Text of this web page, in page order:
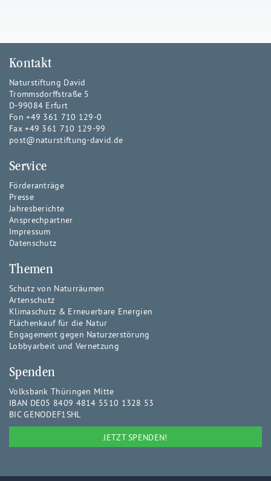
Kontakt
Naturstiftung David
Trommsdorffstraße 5
D-99084 Erfurt
Fon +49 361 710 129-0
Fax +49 361 710 129-99
post@naturstiftung-david.de
Service
Förderanträge
Presse
Jahresberichte
Ansprechpartner
Impressum
Datenschutz
Themen
Schutz von Naturräumen
Artenschutz
Klimaschutz & Erneuerbare Energien
Flächenkauf für die Natur
Engagement gegen Naturzerstörung
Lobbyarbeit und Vernetzung
Spenden
Volksbank Thüringen Mitte
IBAN DE05 8409 4814 5510 1328 53
BIC GENODEF1SHL
JETZT SPENDEN!